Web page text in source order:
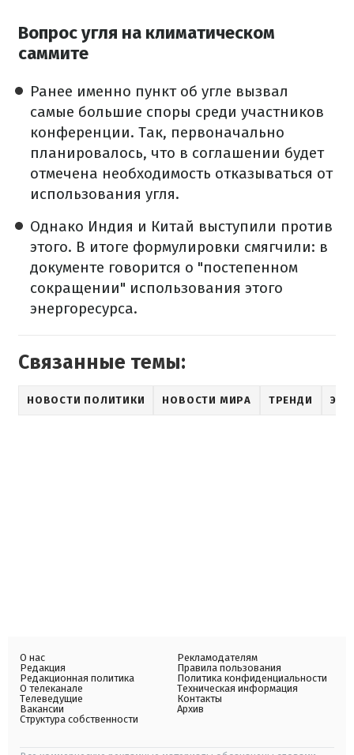
Вопрос угля на климатическом
саммите
Ранее именно пункт об угле вызвал
самые большие споры среди участников
конференции. Так, первоначально
планировалось, что в соглашении будет
отмечена необходимость отказываться от
использования угля.
Однако Индия и Китай выступили против
этого. В итоге формулировки смягчили: в
документе говорится о "постепенном
сокращении" использования этого
энергоресурса.
Связанные темы:
НОВОСТИ ПОЛИТИКИ НОВОСТИ МИРА ТРЕНДИ
О нас
Редакция
Редакционная политика
О телеканале
Телеведущие
Вакансии
Структура собственности
Рекламодателям
Правила пользования
Политика конфиденциальности
Техническая информация
Контакты
Архив